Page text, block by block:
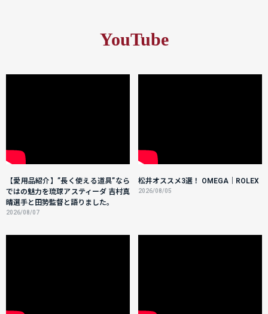
YouTube
【愛用品紹介】”長く使える道具”なら
ではの魅力を琉球アスティーダ 吉村真
晴選手と田㔟監督と語りました。
2026/08/07
松井オススメ3選！ OMEGA｜ROLEX
2026/08/05